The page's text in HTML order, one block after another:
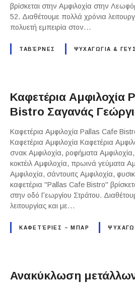
βρίσκεται στην Αμφιλοχία στην
52. Διαθέτουμε πολλά χρόνια
πολυετή εμπειρία στον…
ΤΑΒΈΡΝΕΣ ΨΥΧΑΓΩΓΙΑ &
Καφετέρια Αμφιλοχία
Bistro Σαγανάς
Καφετέρια Αμφιλοχία Pallas Cafe
Καφετέρια Αμφιλοχία Καφετέρια
σνακ Αμφιλοχία, ροφήματα
κοκτέιλ Αμφιλοχία, πρωινά γεύματα
Αμφιλοχία, σάντουιτς Αμφιλοχία,
καφετέρια "Pallas Cafe Bistro"
στην οδό Γεωργίου Στράτου.
λειτουργίας και με…
ΚΑΦΕΤΈΡΙΕΣ – ΜΠΑΡ
Ανακύκλωση